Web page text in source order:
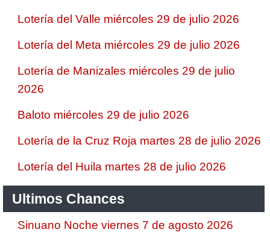
Lotería del Valle miércoles 29 de julio 2026
Lotería del Meta miércoles 29 de julio 2026
Lotería de Manizales miércoles 29 de julio
2026
Baloto miércoles 29 de julio 2026
Lotería de la Cruz Roja martes 28 de julio 2026
Lotería del Huila martes 28 de julio 2026
Ultimos Chances
Sinuano Noche viernes 7 de agosto 2026